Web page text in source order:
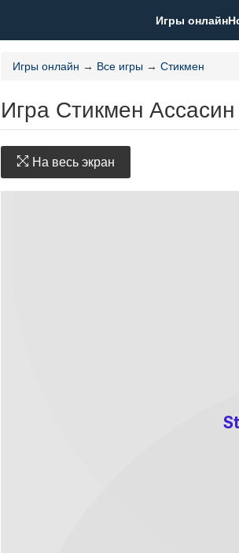
Игры онлайн
Игры онлайн → Все игры → Стикмен
Игра Стикмен Ассасин
На весь экран